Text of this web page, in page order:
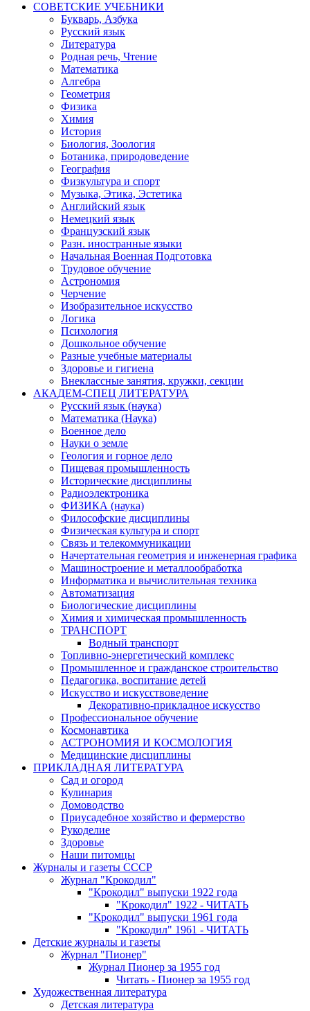
СОВЕТСКИЕ УЧЕБНИКИ
Букварь, Азбука
Русский язык
Литература
Родная речь, Чтение
Математика
Алгебра
Геометрия
Физика
Химия
История
Биология, Зоология
Ботаника, природоведение
География
Физкультура и спорт
Музыка, Этика, Эстетика
Английский язык
Немецкий язык
Французский язык
Разн. иностранные языки
Начальная Военная Подготовка
Трудовое обучение
Астрономия
Черчение
Изобразительное искусство
Логика
Психология
Дошкольное обучение
Разные учебные материалы
Здоровье и гигиена
Внеклассные занятия, кружки, секции
АКАДЕМ-СПЕЦ ЛИТЕРАТУРА
Русский язык (наука)
Математика (Наука)
Военное дело
Науки о земле
Геология и горное дело
Пищевая промышленность
Исторические дисциплины
Радиоэлектроника
ФИЗИКА (наука)
Философские дисциплины
Физическая культура и спорт
Связь и телекоммуникации
Начертательная геометрия и инженерная графика
Машиностроение и металлообработка
Информатика и вычислительная техника
Автоматизация
Биологические дисциплины
Химия и химическая промышленность
ТРАНСПОРТ
Водный транспорт
Топливно-энергетический комплекс
Промышленное и гражданское строительство
Педагогика, воспитание детей
Искусство и искусствоведение
Декоративно-прикладное искусство
Профессиональное обучение
Космонавтика
АСТРОНОМИЯ И КОСМОЛОГИЯ
Медицинские дисциплины
ПРИКЛАДНАЯ ЛИТЕРАТУРА
Сад и огород
Кулинария
Домоводство
Приусадебное хозяйство и фермерство
Рукоделие
Здоровье
Наши питомцы
Журналы и газеты СССР
Журнал "Крокодил"
"Крокодил" выпуски 1922 года
"Крокодил" 1922 - ЧИТАТЬ
"Крокодил" выпуски 1961 года
"Крокодил" 1961 - ЧИТАТЬ
Детские журналы и газеты
Журнал "Пионер"
Журнал Пионер за 1955 год
Читать - Пионер за 1955 год
Художественная литература
Детская литература